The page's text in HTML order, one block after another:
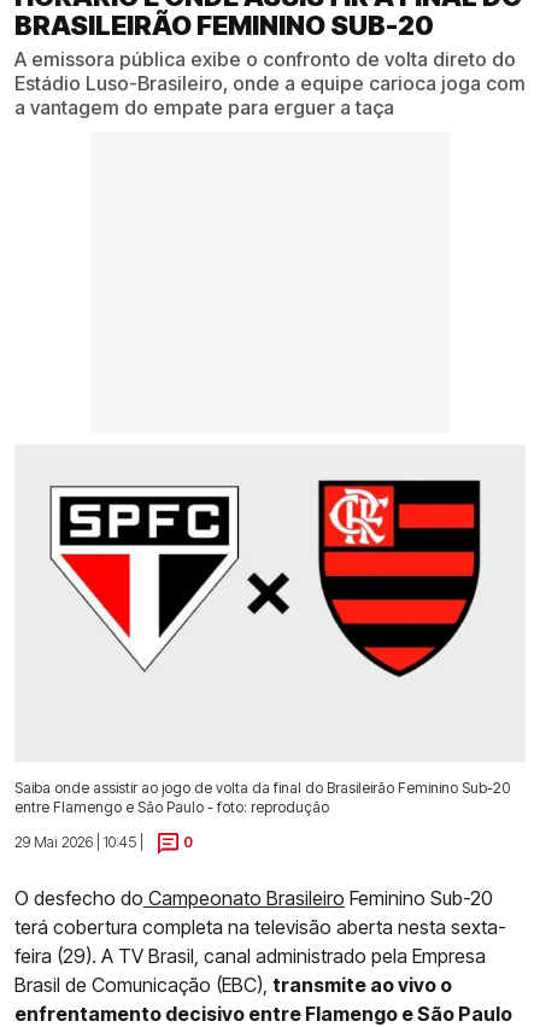
BRASILEIRÃO FEMININO SUB-20
A emissora pública exibe o confronto de volta direto do
Estádio Luso-Brasileiro, onde a equipe carioca joga com
a vantagem do empate para erguer a taça
Saiba onde assistir ao jogo de volta da final do Brasileirão Feminino Sub-20
entre Flamengo e São Paulo - foto: reprodução
29 Mai 2026 | 10:45 |
0
O desfecho do Campeonato Brasileiro Feminino Sub-20
terá cobertura completa na televisão aberta nesta sexta-
feira (29). A TV Brasil, canal administrado pela Empresa
Brasil de Comunicação (EBC), transmite ao vivo o
enfrentamento decisivo entre Flamengo e São Paulo